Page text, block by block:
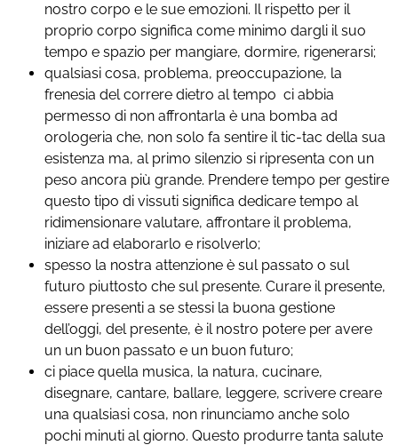
nostro corpo e le sue emozioni. Il rispetto per il
proprio corpo significa come minimo dargli il suo
tempo e spazio per mangiare, dormire, rigenerarsi;
qualsiasi cosa, problema, preoccupazione, la
frenesia del correre dietro al tempo ci abbia
permesso di non affrontarla è una bomba ad
orologeria che, non solo fa sentire il tic-tac della sua
esistenza ma, al primo silenzio si ripresenta con un
peso ancora più grande. Prendere tempo per gestire
questo tipo di vissuti significa dedicare tempo al
ridimensionare valutare, affrontare il problema,
iniziare ad elaborarlo e risolverlo;
spesso la nostra attenzione è sul passato o sul
futuro piuttosto che sul presente. Curare il presente,
essere presenti a se stessi la buona gestione
dell’oggi, del presente, è il nostro potere per avere
un un buon passato e un buon futuro;
ci piace quella musica, la natura, cucinare,
disegnare, cantare, ballare, leggere, scrivere creare
una qualsiasi cosa, non rinunciamo anche solo
pochi minuti al giorno. Questo produrre tanta salute